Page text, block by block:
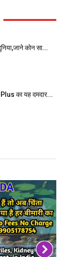
कोन सा...
का यह दमदार...